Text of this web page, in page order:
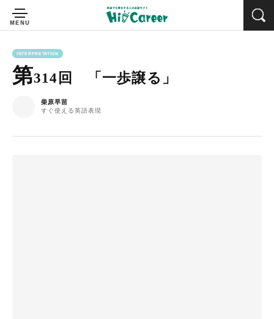
INTERPRETATION
第314回 「一歩譲る」
柴原早苗
すぐ使える英語表現